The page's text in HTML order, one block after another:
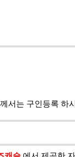
서는 구인등록 하